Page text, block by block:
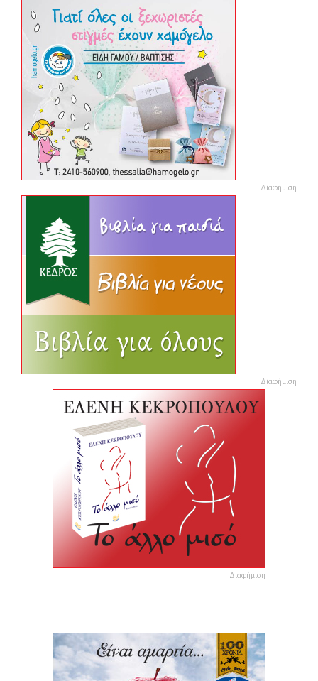
Διαφήμιση
Διαφήμιση
Διαφήμιση